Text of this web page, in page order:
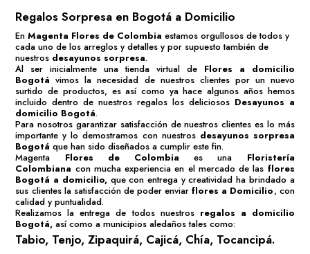
Regalos Sorpresa en Bogotá a Domicilio
EnMagenta Flores de Colombia estamos orgullosos de todos y
cada uno de los arreglos y detalles y por supuesto también de
nuestros desayunos sorpresa.
Al ser inicialmente una tienda virtual de Flores a domicilio
Bogotá vimos la necesidad de nuestros clientes por un nuevo
surtido de productos, es así como ya hace algunos años hemos
incluido dentro de nuestros regalos los deliciosos Desayunos a
domicilio Bogotá.
Para nosotros garantizar satisfacción de nuestros clientes es lo más
importante y lo demostramos con nuestros desayunos sorpresa
Bogotá que han sido diseñados a cumplir este fin.
Magenta Flores de Colombia es una
Floristería
Colombiana con mucha experiencia en el mercado de las flores
Bogotá a domicilio, que con entrega y creatividad ha brindado a
sus clientes la satisfacción de poder enviar flores a Domicilio, con
calidad y puntualidad.
Realizamos la entrega de todos nuestros regalos a domicilio
Bogotá, así como a municipios aledaños tales como:
Tabio, Tenjo, Zipaquirá, Cajicá, Chía, Tocancipá.